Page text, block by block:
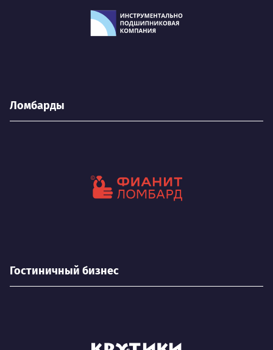
Ломбарды
Гостиничный бизнес